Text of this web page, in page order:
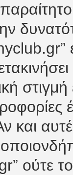
στιγμή
και
ούτε